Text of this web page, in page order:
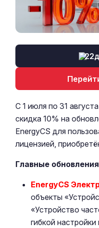
С 1 июля по 31
скидка 10% на
EnergyCS для
лицензией,
Главные
EnergyCS
объекты
«Устройство
гибкой